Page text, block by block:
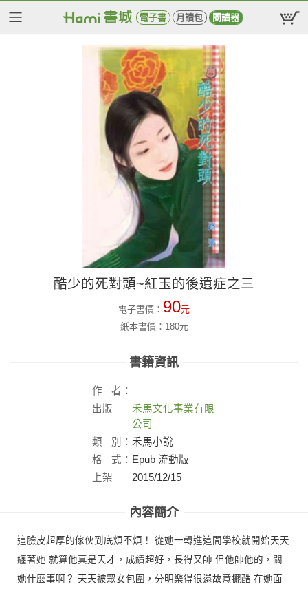
電子書 月讀包 閱讀器
酷少的死對頭~紅玉的後遺症之三
電子書價： 90元
紙本書價：180元
書籍資訊
作
者：
出版
禾馬文化事業有限
公司
類
別： 禾馬小說
格
式： Epub 流動版
上架
2015/12/15
內容簡介
這臉皮超厚的傢伙到底煩不煩！ 從她一轉進這間學校就開始天天
纏著她 就算他真是天才，成績超好，長得又帥 但他帥他的，關
她什麼事啊？ 天天被眾女包圍，分明樂得很還故意擺酷 在她面